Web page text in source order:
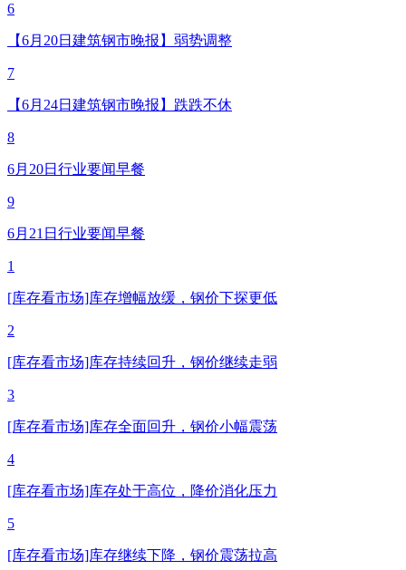
6
【6月20日建筑钢市晚报】弱势调整
7
【6月24日建筑钢市晚报】跌跌不休
8
6月20日行业要闻早餐
9
6月21日行业要闻早餐
1
[库存看市场]库存增幅放缓，钢价下探更低
2
[库存看市场]库存持续回升，钢价继续走弱
3
[库存看市场]库存全面回升，钢价小幅震荡
4
[库存看市场]库存处于高位，降价消化压力
5
[库存看市场]库存继续下降，钢价震荡拉高